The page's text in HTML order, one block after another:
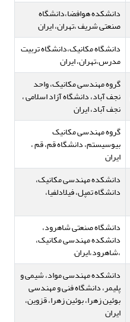
دانشکده هوافضا،دانشگاه
صنعتی شریف ،تهران، ایران
دانشگاه مکانیک،دانشگاه تربیت
مدرس،تهران، ایران
گروه مهندسی مکانیک، واحد
نجف آباد، دانشگاه آزاد اسلامی ،
نجف آباد، ایران
گروه مهندسی مکانیک
بیوسیستم، دانشگاه قم، قم ،
ایران
دانشکده مهندسی مکانیک،
دانشگاه تمپل، فیلادلفیا،
دانشگاه صنعتی شاهرود،
دانشکده مهندسی مکانیک،
،شاهرود،ایران,
دانشکده مهندسی مواد، شیمی و
پلیمر، دانشگاه فنی و مهندسی
بوئین زهرا، بوئین زهرا، قزوین،
ایران